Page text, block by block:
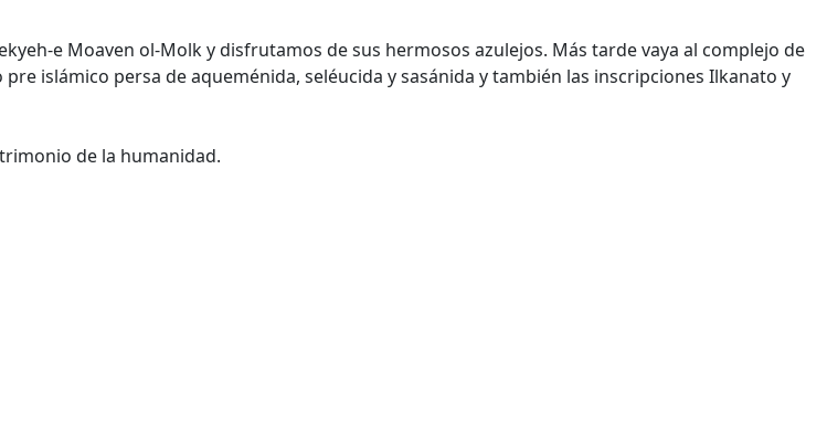
e Moaven ol-Molk y disfrutamos de sus hermosos azulejos. Más tarde vaya al complejo de
islámico persa de aqueménida, seléucida y sasánida y también las inscripciones Ilkanato y
de la humanidad.